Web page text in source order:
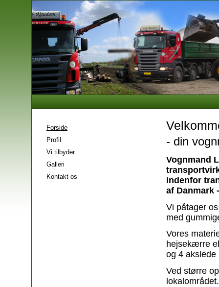
Forside
Profil
Vi tilbyder
Galleri
Kontakt os
- din
Vognmand
indenfor
af Danmark
Vi påtager
med
Vores
hejsekærre
og 4 akslede
Ved større
lokalområdet.